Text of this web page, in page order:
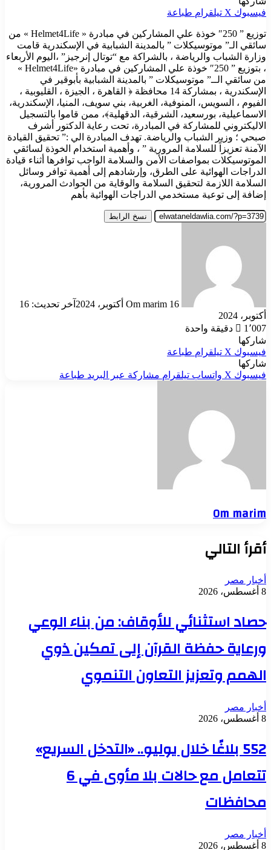
فيسبوك ‫X تيلقرام طباعة
توزيع ” 250″ خوذة علي المشاركين في مبادرة « Helmet4Life » من
سائقي الـ” موتوسيكلات ” بالمدينة الشبابية في الإسكندرية قامت
وزارة الشباب والرياضة ، بالشراكة مع “توتال إنرجيز” ،اليوم الأربعاء
، بتوزيع ” 250″ خوذة علي المشاركين في مبادرة «Helmet4Life »
من سائقي الــ” موتوسيكلات ” بالمدينة الشبابية بأبوقير في
الإسكندرية ، بمشاركة 14 محافظة ﴿ القاهرة ، الجيزة ، القليوبية ،
الفيوم ، السويس، المنوفية، الغربية، بني سويف، المنيا، الإسكندرية،
الاسماعيلية، بورسعيد، الشرقية، الدقهلية﴾، ممن قاموا بالتسجيل
الاليكتروني للمشاركة في المبادرة، تحت رعاية الدكتور أشرف
صبحي ؛ وزير الشباب والرياضة. تهدف المبادرة الي :” تحقيق القيادة
الآمنة تعزيزاً للسلامة المرورية ” ، وأهمية استخدام الخوذة لسائقي
الموتوسيكلات بمواصفات الأمن والسلامة الواجب توافرها أثناء قيادة
الدراجات الهوائية على الطرق، وإرشادهم إلى أهمية توافر وسائل
السلامة اللازمة لتحقيق السلامة والوقاية من الحوادث المرورية،
إضافة إلى توعية مستخدمي الدراجات الهوائية بأهم
نسخ الرابط
Om marim 16 أكتوبر، 2024
آخر تحديث: 16
أكتوبر، 2024
1٬007
دقيقة واحدة
شاركها
فيسبوك ‫X تيلقرام طباعة
شاركها
فيسبوك ‫X واتساب تيلقرام مشاركة عبر البريد طباعة
Om marim
أقرأ التالي
أخبار مصر
8 أغسطس، 2026
حصاد استثنائي للأوقاف: من بناء الوعي
ورعاية حفظة القرآن إلى تمكين ذوي
الهمم وتعزيز التعاون التنموي
أخبار مصر
8 أغسطس، 2026
552 بلاغًا خلال يوليو.. «التدخل السريع»
تتعامل مع حالات بلا مأوى في 6
محافظات
أخبار مصر
8 أغسطس، 2026